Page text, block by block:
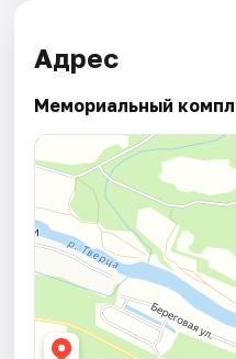
Адрес
Мемориальный